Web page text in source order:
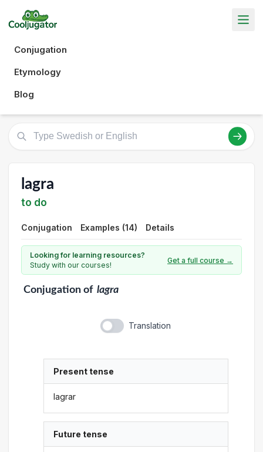
Conjugation
Etymology
Blog
lagra
to do
Conjugation Examples (14) Details
Looking for learning resources?
Study with our courses!
Get a full course →
Conjugationof lagra
Translation
Present tense
lagrar
Future tense